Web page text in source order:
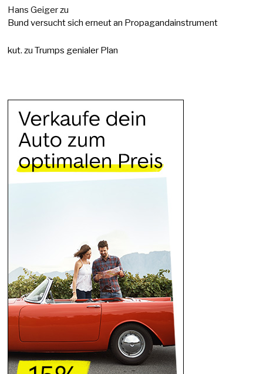
Hans Geigerzu
Bund versucht sich erneut an Propagandainstrument
kut. zuTrumps genialer Plan